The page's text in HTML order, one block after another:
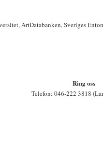
ArtDatabanken, Sveriges
Ring oss
Telefon: 046-222 3818